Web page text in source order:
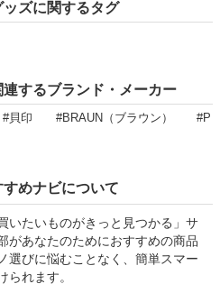
ズに関するタグ
するブランド・メーカー
#貝印 #BRAUN（ブラウン）
#P
めナビについて
いたいものがきっと見つかる」サ
があなたのためにおすすめの商品
選びに悩むことなく、簡単スマー
られます。